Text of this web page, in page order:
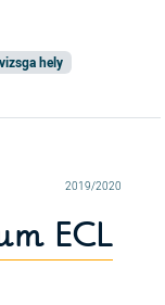
hely
2019/2020
ECL